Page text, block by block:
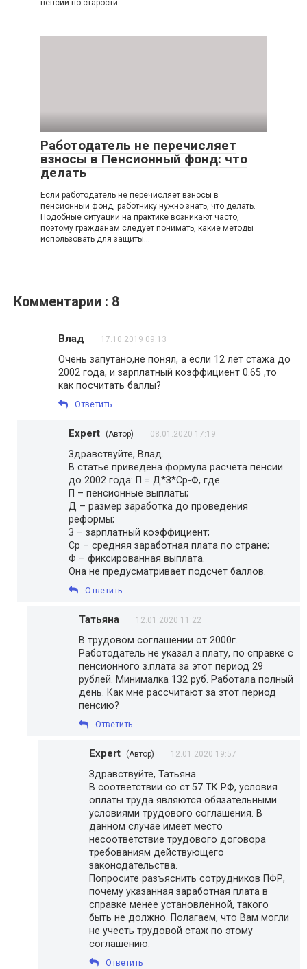
пенсии по старости…
Работодатель не перечисляет
взносы в Пенсионный фонд: что
делать
Если работодатель не перечисляет взносы в
пенсионный фонд, работнику нужно знать, что делать.
Подобные ситуации на практике возникают часто,
поэтому гражданам следует понимать, какие методы
использовать для защиты…
Комментарии : 8
Влад 17.10.2019 09:13
Очень запутано,не понял, а если 12 лет стажа до
2002 года, и зарплатный коэффициент 0.65 ,то
как посчитать баллы?
Ответить
Expert (Автор) 08.01.2020 17:19
Здравствуйте, Влад.
В статье приведена формула расчета пенсии
до 2002 года: П = Д*З*Ср-Ф, где
П – пенсионные выплаты;
Д – размер заработка до проведения
реформы;
З – зарплатный коэффициент;
Ср – средняя заработная плата по стране;
Ф – фиксированная выплата.
Она не предусматривает подсчет баллов.
Ответить
Татьяна 12.01.2020 11:22
В трудовом соглашении от 2000г.
Работодатель не указал з.плату, по справке с
пенсионного з.плата за этот период 29
рублей. Минималка 132 руб. Работала полный
день. Как мне рассчитают за этот период
пенсию?
Ответить
Expert (Автор) 12.01.2020 19:57
Здравствуйте, Татьяна.
В соответствии со ст.57 ТК РФ, условия
оплаты труда являются обязательными
условиями трудового соглашения. В
данном случае имеет место
несоответствие трудового договора
требованиям действующего
законодательства.
Попросите разъяснить сотрудников ПФР,
почему указанная заработная плата в
справке менее установленной, такого
быть не должно. Полагаем, что Вам могли
не учесть трудовой стаж по этому
соглашению.
Ответить